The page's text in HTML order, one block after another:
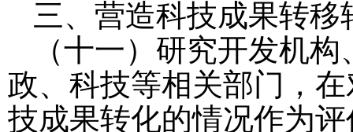
三、营造科技成果转移
（十一）研究开发机
政、科技等相关部门，
技成果转化的情况作为